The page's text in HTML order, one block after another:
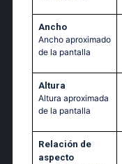
Ancho
Ancho aproximado
de la pantalla
Altura
Altura aproximada
de la pantalla
Relación de
aspecto